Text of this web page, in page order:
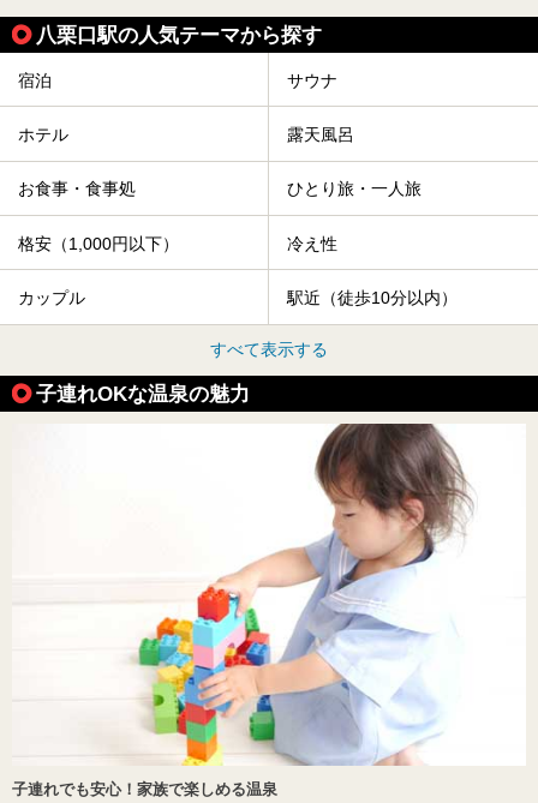
八栗口駅の人気テーマから探す
宿泊 サウナ
ホテル 露天風呂
お食事・食事処 ひとり旅・一人旅
格安（1,000円以下） 冷え性
カップル 駅近（徒歩10分以内）
すべて表示する
子連れOKな温泉の魅力
子連れでも安心！家族で楽しめる温泉